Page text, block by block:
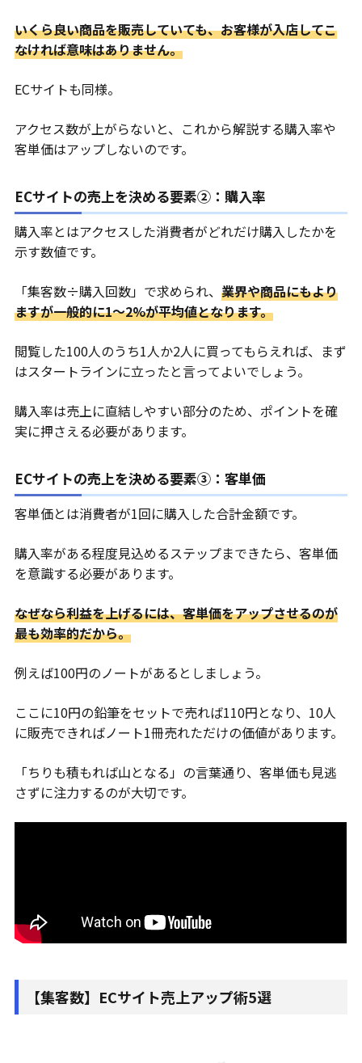
いくら良い商品を販売していても、お客様が入店してこ
なければ意味はありません。
ECサイトも同様。
アクセス数が上がらないと、これから解説する購入率や
客単価はアップしないのです。
ECサイトの売上を決める要素②：購入率
購入率とはアクセスした消費者がどれだけ購入したかを
示す数値です。
「集客数÷購入回数」で求められ、業界や商品にもより
ますが一般的に1〜2%が平均値となります。
閲覧した100人のうち1人か2人に買ってもらえれば、まず
はスタートラインに立ったと言ってよいでしょう。
購入率は売上に直結しやすい部分のため、ポイントを確
実に押さえる必要があります。
ECサイトの売上を決める要素③：客単価
客単価とは消費者が1回に購入した合計金額です。
購入率がある程度見込めるステップまできたら、客単価
を意識する必要があります。
なぜなら利益を上げるには、客単価をアップさせるのが
最も効率的だから。
例えば100円のノートがあるとしましょう。
ここに10円の鉛筆をセットで売れば110円となり、10人
に販売できればノート1冊売れただけの価値があります。
「ちりも積もれば山となる」の言葉通り、客単価も見逃
さずに注力するのが大切です。
【集客数】ECサイト売上アップ術5選